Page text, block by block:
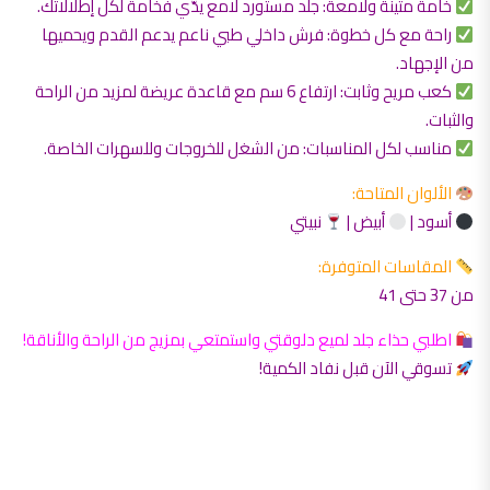
راحة مع كل خطوة: فرش داخلي طبي ناعم يدعم القدم ويحميها
من الإجهاد.
كعب مريح وثابت: ارتفاع 6 سم مع قاعدة عريضة لمزيد من الراحة
والثبات.
مناسب لكل المناسبات: من الشغل للخروجات وللسهرات الخاصة.
الألوان المتاحة:
أسود |
أبيض |
نبيتي
المقاسات المتوفرة:
من 37 حتى 41
اطلبي حذاء جلد لميع دلوقتي واستمتعي بمزيج من الراحة والأناقة!
تسوقي الآن قبل نفاد الكمية!